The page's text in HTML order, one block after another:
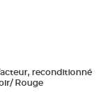
reconditionné
Rouge